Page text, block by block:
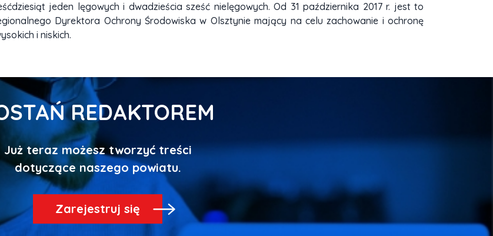
jeden lęgowych i dwadzieścia sześć nielęgowych. Od 31 października 2017 r. jest to
Dyrektora Ochrony Środowiska w Olsztynie mający na celu zachowanie i ochronę
i niskich.
REDAKTOREM
Już teraz możesz tworzyć treści
Zarejestruj się